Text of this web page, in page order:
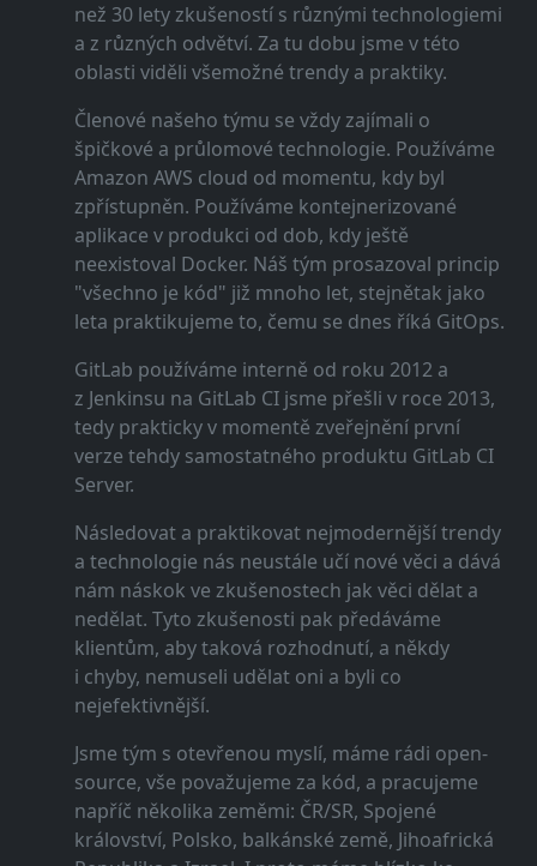
než 30 lety zkušeností s různými technologiemi
a z různých odvětví. Za tu dobu jsme v této
oblasti viděli všemožné trendy a praktiky.
Členové našeho týmu se vždy zajímali o
špičkové a průlomové technologie. Používáme
Amazon AWS cloud od momentu, kdy byl
zpřístupněn. Používáme kontejnerizované
aplikace v produkci od dob, kdy ještě
neexistoval Docker. Náš tým prosazoval princip
"všechno je kód" již mnoho let, stejnětak jako
leta praktikujeme to, čemu se dnes říká GitOps.
GitLab používáme interně od roku 2012 a
z Jenkinsu na GitLab CI jsme přešli v roce 2013,
tedy prakticky v momentě zveřejnění první
verze tehdy samostatného produktu GitLab CI
Server.
Následovat a praktikovat nejmodernější trendy
a technologie nás neustále učí nové věci a dává
nám náskok ve zkušenostech jak věci dělat a
nedělat. Tyto zkušenosti pak předáváme
klientům, aby taková rozhodnutí, a někdy
i chyby, nemuseli udělat oni a byli co
nejefektivnější.
Jsme tým s otevřenou myslí, máme rádi open-
source, vše považujeme za kód, a pracujeme
napříč několika zeměmi: ČR/SR, Spojené
království, Polsko, balkánské země, Jihoafrická